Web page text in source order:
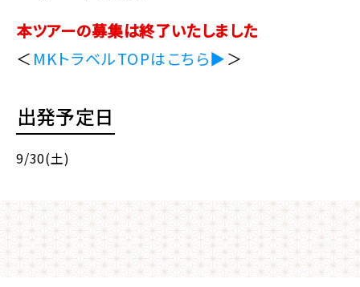
本ツアーの募集は終了いたしました
＜ MKトラベルTOPはこちら▶＞
出発予定日
9/30(土)